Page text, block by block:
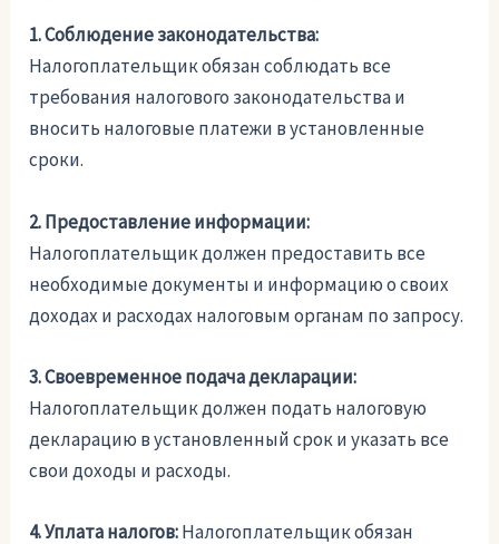
1. Соблюдение законодательства:
Налогоплательщик обязан соблюдать все
требования налогового законодательства и
вносить налоговые платежи в установленные
сроки.
2. Предоставление информации:
Налогоплательщик должен предоставить все
необходимые документы и информацию о своих
доходах и расходах налоговым органам по запросу.
3. Своевременное подача декларации:
Налогоплательщик должен подать налоговую
декларацию в установленный срок и указать все
свои доходы и расходы.
4. Уплата налогов:Налогоплательщик обязан